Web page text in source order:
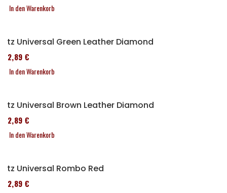
In den Warenkorb
Sitz Universal Green Leather Diamond
152,89 €
In den Warenkorb
Sitz Universal Brown Leather Diamond
152,89 €
In den Warenkorb
Sitz Universal Rombo Red
152,89 €